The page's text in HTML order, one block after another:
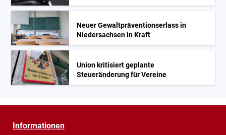
Neuer Gewaltpräventionserlass in
Niedersachsen in Kraft
Union kritisiert geplante
Steueränderung für Vereine
Informationen